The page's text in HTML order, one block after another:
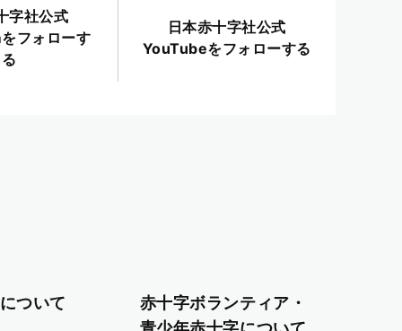
字社公式
フォローす
る
日本赤十字社公式
YouTubeをフォローする
ついて
赤十字ボランティア・